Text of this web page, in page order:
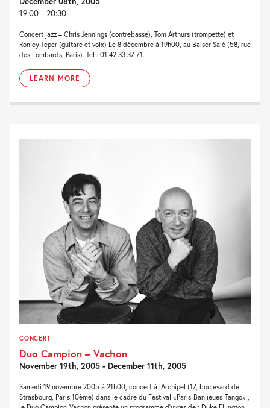
19:00 - 20:30
Concert jazz – Chris Jennings (contrebasse), Tom Arthurs (trompette) et
Ronley Teper (guitare et voix) Le 8 décembre à 19h00, au Baiser Salé (58, rue
des Lombards, Paris). Tel : 01 42 33 37 71.
LEARN MORE
CONCERT
Duo Campion – Vachon
November 19th, 2005 - December 11th, 2005
Samedi 19 novembre 2005 à 21h00, concert à lArchipel (17, boulevard de
Strasbourg, Paris 10ème) dans le cadre du Festival «Paris-Banlieues-Tango» ,